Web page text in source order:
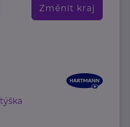
Změnit kraj